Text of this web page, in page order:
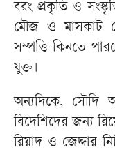
বরং প্রকৃতি ও
মৌজ ও মাসকাট
সম্পত্তি কিনতে
যুক্ত।
অন্যদিকে,
বিদেশিদের জন্য
রিয়াদ ও জেদ্দার